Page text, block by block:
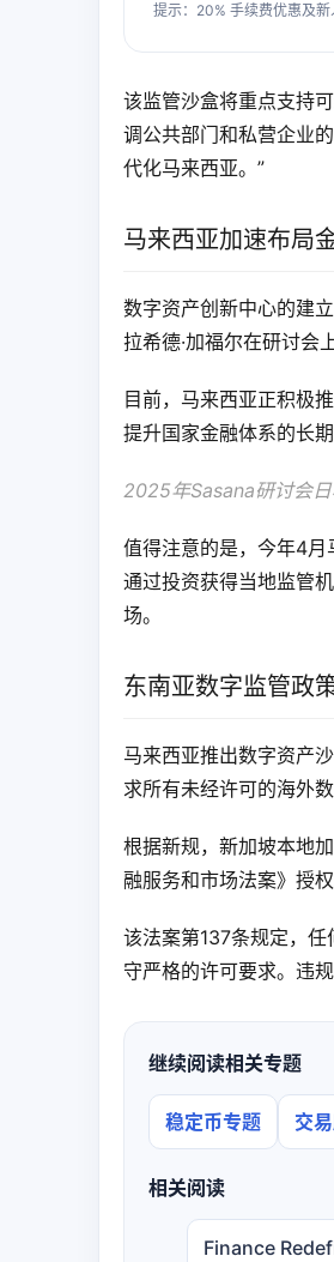
提示：20% 手续费优惠及
该监管沙盒将重点支持
调公共部门和私营企业
代化马来西亚。”
马来西亚加速布局
数字资产创新中心的建
拉希德·加福尔在研讨会
目前，马来西亚正积极
提升国家金融体系的长期
2025年Sasana研讨会
值得注意的是，今年4
通过投资获得当地监管
场。
东南亚数字监管政
马来西亚推出数字资产
求所有未经许可的海外
根据新规，新加坡本地
融服务和市场法案》授
该法案第137条规定，
守严格的许可要求。违
继续阅读相关专题
稳定币专题 交
相关阅读
Finance